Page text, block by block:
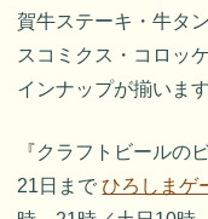
賀牛ステーキ・牛タ
スコミクス・コロッ
インナップが揃います
『クラフトビールの
21日までひろしまゲ